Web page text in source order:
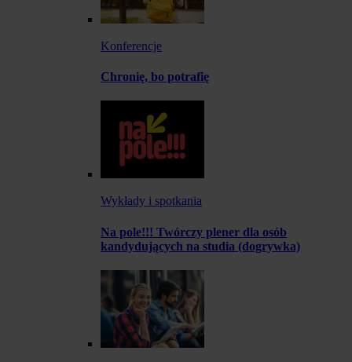
Konferencje
Chronię, bo potrafię
Wykłady i spotkania
Na pole!!! Twórczy plener dla osób
kandydujących na studia (dogrywka)